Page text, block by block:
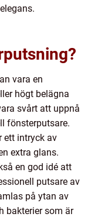
vara en
högt belägna
svårt att uppnå
fönsterputsare.
ett intryck av
extra glans.
en god idé att
putsare av
på ytan av
bakterier som är